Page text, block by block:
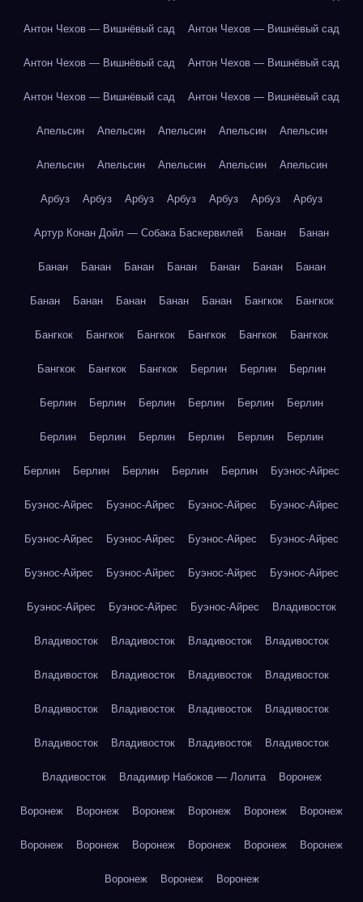
Антон Чехов — Вишнёвый сад Антон Чехов — Вишнёвый сад
Антон Чехов — Вишнёвый сад Антон Чехов — Вишнёвый сад
Антон Чехов — Вишнёвый сад Антон Чехов — Вишнёвый сад
Апельсин Апельсин Апельсин Апельсин Апельсин
Апельсин Апельсин Апельсин Апельсин Апельсин
Арбуз Арбуз Арбуз Арбуз Арбуз Арбуз Арбуз
Артур Конан Дойл — Собака Баскервилей Банан Банан
Банан Банан Банан Банан Банан Банан Банан
Банан Банан Банан Банан Банан Бангкок Бангкок
Бангкок Бангкок Бангкок Бангкок Бангкок Бангкок
Бангкок Бангкок Бангкок Берлин Берлин Берлин
Берлин Берлин Берлин Берлин Берлин Берлин
Берлин Берлин Берлин Берлин Берлин Берлин
Берлин Берлин Берлин Берлин Берлин Буэнос-Айрес
Буэнос-Айрес Буэнос-Айрес Буэнос-Айрес Буэнос-Айрес
Буэнос-Айрес Буэнос-Айрес Буэнос-Айрес Буэнос-Айрес
Буэнос-Айрес Буэнос-Айрес Буэнос-Айрес Буэнос-Айрес
Буэнос-Айрес Буэнос-Айрес Буэнос-Айрес Владивосток
Владивосток Владивосток Владивосток Владивосток
Владивосток Владивосток Владивосток Владивосток
Владивосток Владивосток Владивосток Владивосток
Владивосток Владивосток Владивосток Владивосток
Владивосток Владимир Набоков — Лолита Воронеж
Воронеж Воронеж Воронеж Воронеж Воронеж Воронеж
Воронеж Воронеж Воронеж Воронеж Воронеж Воронеж
Воронеж Воронеж Воронеж